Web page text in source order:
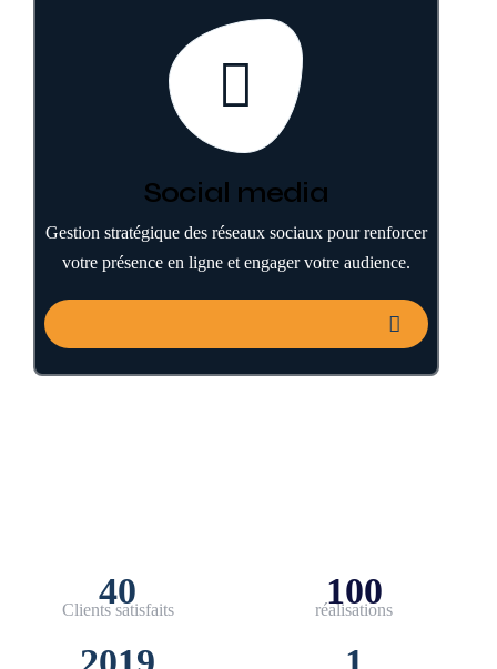
Social media
Gestion stratégique des réseaux sociaux pour renforcer
votre présence en ligne et engager votre audience.
40
Clients satisfaits 100
réalisations